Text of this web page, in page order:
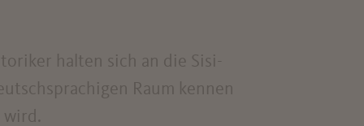
halten sich an die Sisi-
Raum kennen
wird.